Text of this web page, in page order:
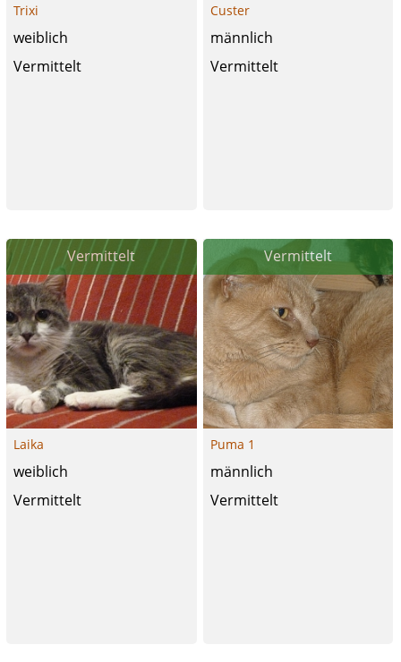
Trixi
weiblich
Vermittelt
Custer
männlich
Vermittelt
Vermittelt
Laika
weiblich
Vermittelt
Vermittelt
Puma 1
männlich
Vermittelt